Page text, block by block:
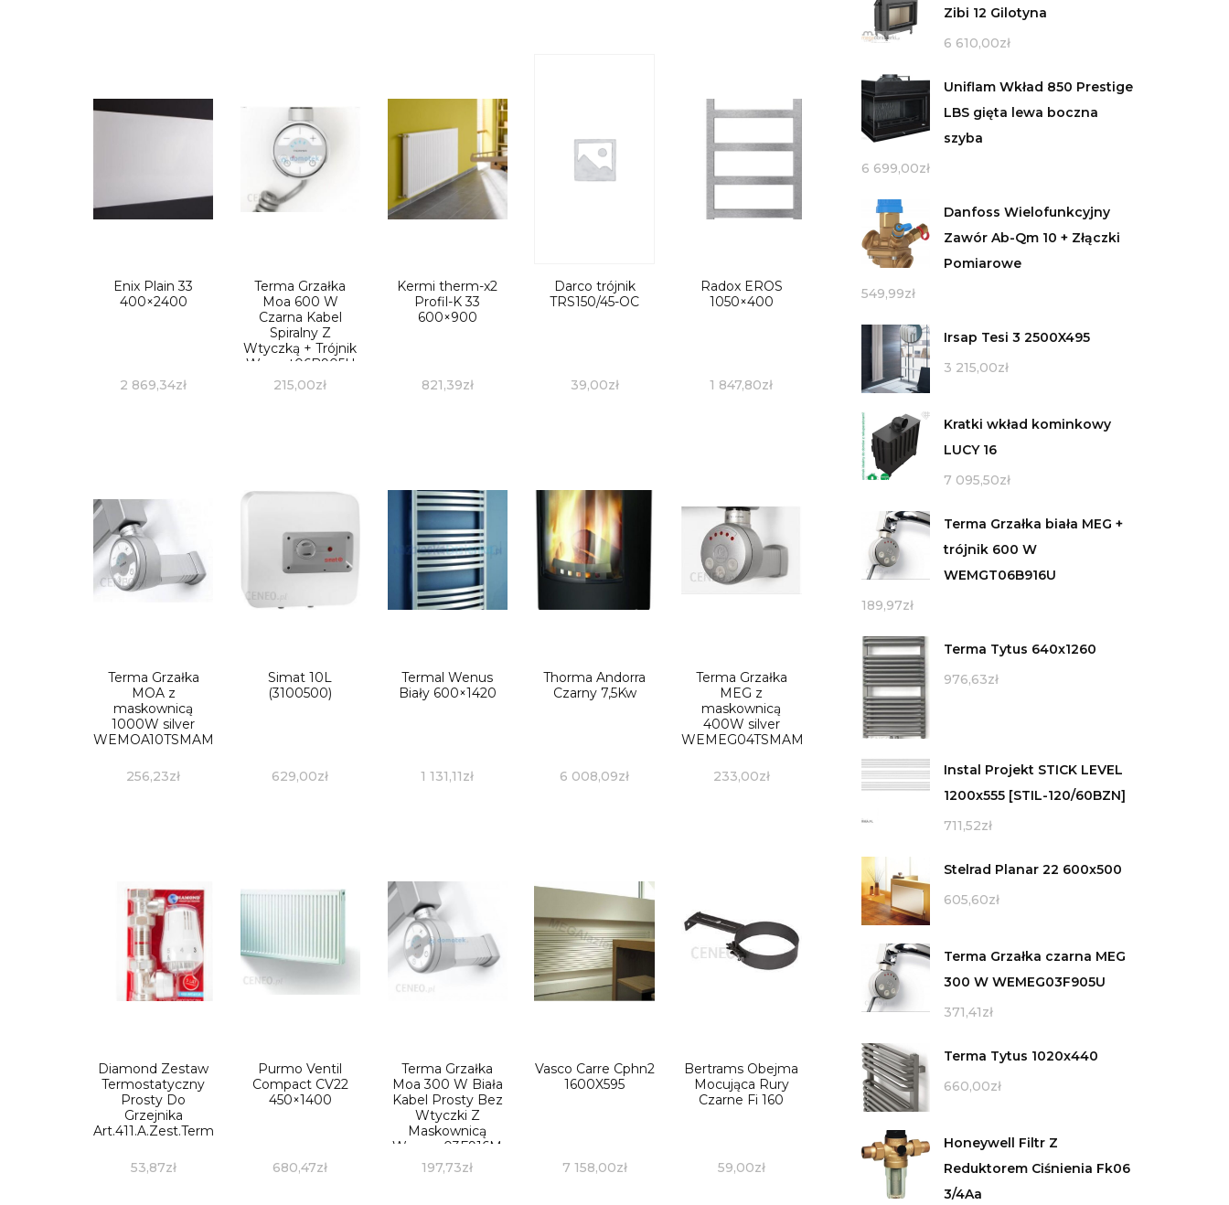
Enix Plain 33
400×2400
2 869,34zł
Terma Grzałka
Moa 600 W
Czarna Kabel
Spiralny Z
Wtyczką + Trójnik
Wemat06B905U
215,00zł
Kermi therm-x2
Profil-K 33
600×900
821,39zł
Darco trójnik
TRS150/45-OC
39,00zł
Radox EROS
1050×400
1 847,80zł
Terma Grzałka
MOA z
maskownicą
1000W silver
WEMOA10TSMAM
256,23zł
Simat 10L
(3100500)
629,00zł
Termal Wenus
Biały 600×1420
1 131,11zł
Thorma Andorra
Czarny 7,5Kw
6 008,09zł
Terma Grzałka
MEG z
maskownicą
400W silver
WEMEG04TSMAM
233,00zł
Diamond Zestaw
Termostatyczny
Prosty Do
Grzejnika
Art.411.A.Zest.Term.Pro
53,87zł
Purmo Ventil
Compact CV22
450×1400
680,47zł
Terma Grzałka
Moa 300 W Biała
Kabel Prosty Bez
Wtyczki Z
Maskownicą
Wemoa03F916M
197,73zł
Vasco Carre Cphn2
1600X595
7 158,00zł
Bertrams Obejma
Mocująca Rury
Czarne Fi 160
59,00zł
Zibi 12 Gilotyna
6 610,00zł
Uniflam Wkład 850 Prestige
LBS gięta lewa boczna
szyba
6 699,00zł
Danfoss Wielofunkcyjny
Zawór Ab-Qm 10 + Złączki
Pomiarowe
549,99zł
Irsap Tesi 3 2500X495
3 215,00zł
Kratki wkład kominkowy
LUCY 16
7 095,50zł
Terma Grzałka biała MEG +
trójnik 600 W
WEMGT06B916U
189,97zł
Terma Tytus 640x1260
976,63zł
Instal Projekt STICK LEVEL
1200x555 [STIL-120/60BZN]
711,52zł
Stelrad Planar 22 600x500
605,60zł
Terma Grzałka czarna MEG
300 W WEMEG03F905U
371,41zł
Terma Tytus 1020x440
660,00zł
Honeywell Filtr Z
Reduktorem Ciśnienia Fk06
3/4Aa